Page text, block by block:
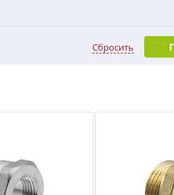
Сбросить